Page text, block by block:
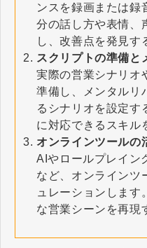
ンスを録画または録
分の話し方や表情、
し、改善点を発見す
スクリプトの準備と
実際の営業シナリオ
準備し、メンタルリ
るシナリオを設定す
に対応できるスキル
オンラインツールの
AIやロールプレイン
など、オンラインツ
ュレーションします
な営業シーンを再現